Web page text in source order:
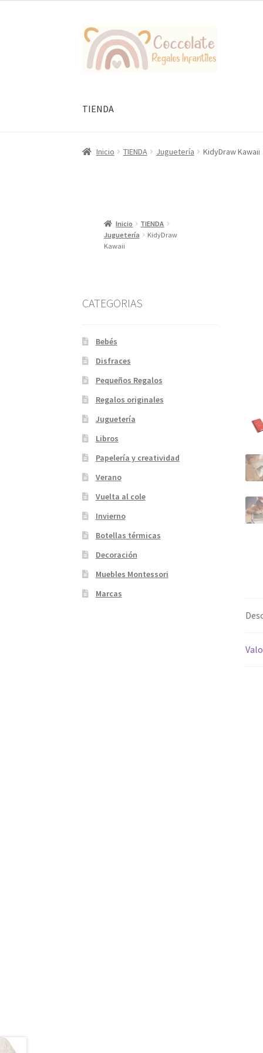
Ir
la
Ir
al
contenido
TIENDA
Inicio TIENDA Juguetería KidyDraw Kawaii
Inicio
TIENDA
Juguetería
KidyDraw
Kawaii
CATEGORIAS
Bebés
Disfraces
Pequeños Regalos
Regalos originales
Juguetería
Libros
Papelería y creatividad
Verano
Vuelta al cole
Invierno
Botellas térmicas
Decoración
Muebles Montessori
Marcas